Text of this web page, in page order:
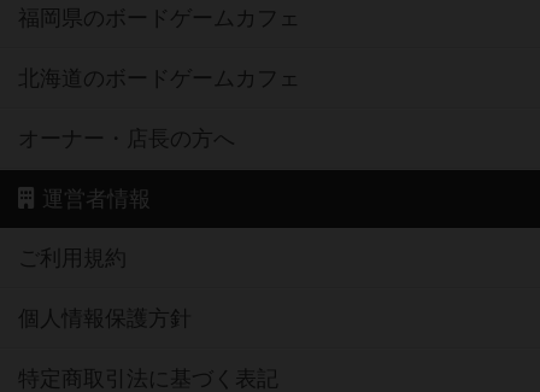
福岡県のボードゲームカフェ
北海道のボードゲームカフェ
オーナー・店長の方へ
運営者情報
ご利用規約
個人情報保護方針
特定商取引法に基づく表記